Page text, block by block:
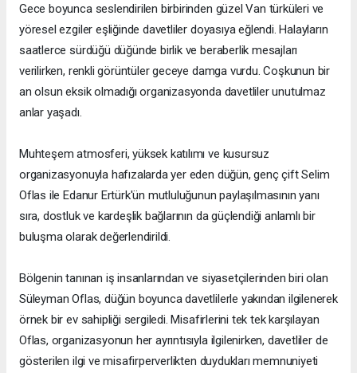
Gece boyunca seslendirilen birbirinden güzel Van türküleri ve
yöresel ezgiler eşliğinde davetliler doyasıya eğlendi. Halayların
saatlerce sürdüğü düğünde birlik ve beraberlik mesajları
verilirken, renkli görüntüler geceye damga vurdu. Coşkunun bir
an olsun eksik olmadığı organizasyonda davetliler unutulmaz
anlar yaşadı.
Muhteşem atmosferi, yüksek katılımı ve kusursuz
organizasyonuyla hafızalarda yer eden düğün, genç çift Selim
Oflas ile Edanur Ertürk'ün mutluluğunun paylaşılmasının yanı
sıra, dostluk ve kardeşlik bağlarının da güçlendiği anlamlı bir
buluşma olarak değerlendirildi.
Bölgenin tanınan iş insanlarından ve siyasetçilerinden biri olan
Süleyman Oflas, düğün boyunca davetlilerle yakından ilgilenerek
örnek bir ev sahipliği sergiledi. Misafirlerini tek tek karşılayan
Oflas, organizasyonun her ayrıntısıyla ilgilenirken, davetliler de
gösterilen ilgi ve misafirperverlikten duydukları memnuniyeti